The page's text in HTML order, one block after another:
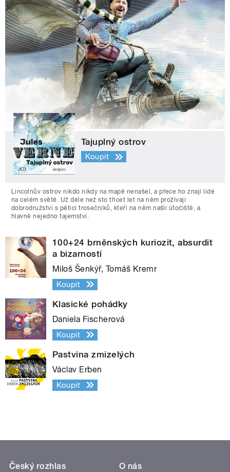
Tajuplný ostrov
Koupit
Lincolnův ostrov nikdo nikdy na mapě nenašel, a přece ho znají lidé
na celém světě. Už déle než sto třicet let na něm prožívají
dobrodružství s pěticí trosečníků, kteří na něm našli útočiště, a
hlavně nejedno tajemství.
100+24 brněnských kuriozit, absurdit
a bizarností
Miloš Šenkýř, Tomáš Kremr
Koupit
Klasické pohádky
Daniela Fischerová
Koupit
Pastvina zmizelých
Václav Erben
Koupit
Český rozhlas
O nás